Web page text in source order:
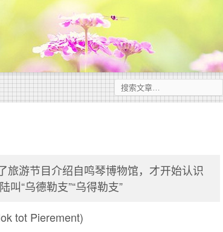
旅游节目介绍自鸣琴博物馆，才开始认识
“乌德勒支”“乌得勒支”
tot Pierement)